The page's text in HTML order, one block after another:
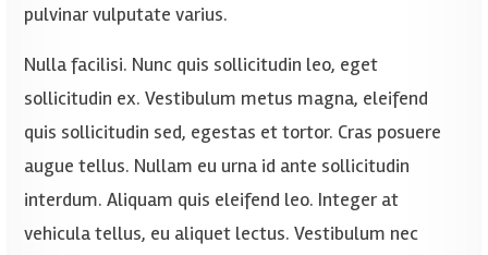
pulvinar vulputate varius.
Nulla facilisi. Nunc quis sollicitudin leo, eget
sollicitudin ex. Vestibulum metus magna, eleifend
quis sollicitudin sed, egestas et tortor. Cras posuere
augue tellus. Nullam eu urna id ante sollicitudin
interdum. Aliquam quis eleifend leo. Integer at
vehicula tellus, eu aliquet lectus. Vestibulum nec